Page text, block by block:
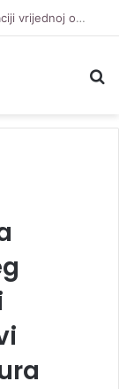
Maja Šuput na Korčuli zablistala u kombinaciji vrijednoj oko 3.500 eura